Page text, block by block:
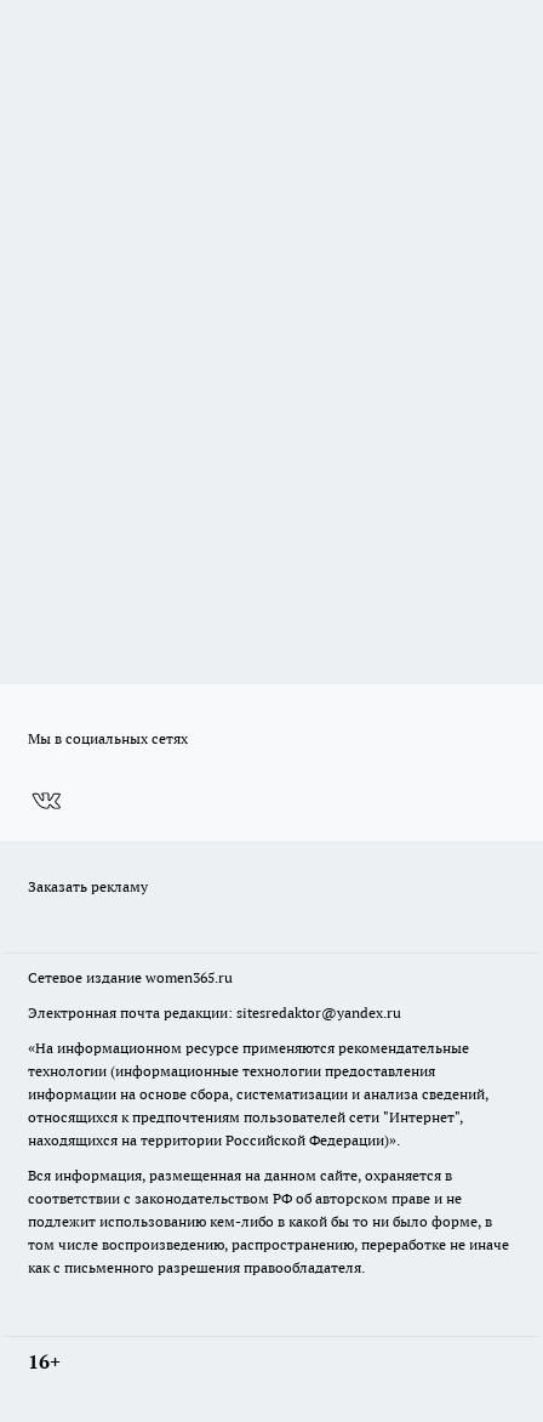
Мы в социальных сетях
Заказать рекламу
Сетевое издание women365.ru
Электронная почта редакции: sitesredaktor@yandex.ru
«На информационном ресурсе применяются рекомендательные
технологии (информационные технологии предоставления
информации на основе сбора, систематизации и анализа сведений,
относящихся к предпочтениям пользователей сети "Интернет",
находящихся на территории Российской Федерации)».
Вся информация, размещенная на данном сайте, охраняется в
соответствии с законодательством РФ об авторском праве и не
подлежит использованию кем-либо в какой бы то ни было форме, в
том числе воспроизведению, распространению, переработке не иначе
как с письменного разрешения правообладателя.
16+